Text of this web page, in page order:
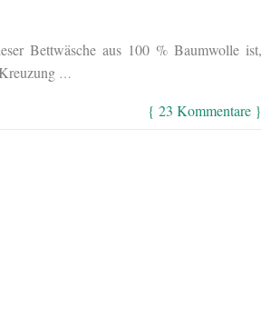
Bettwäsche aus 100 % Baumwolle ist,
…
{ 23 Kommentare }